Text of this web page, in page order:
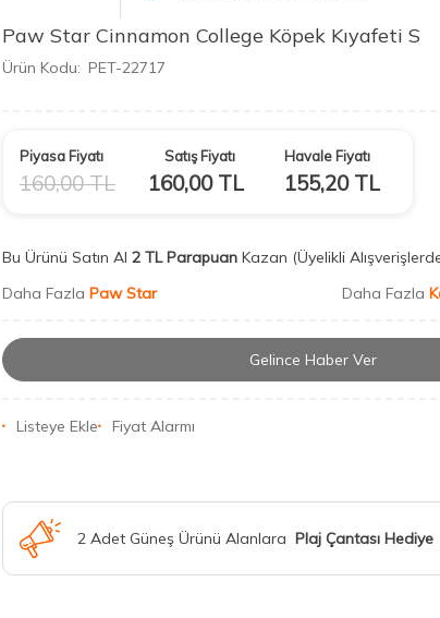
Paw Star Cinnamon College Köpek Kıyafeti S
Ürün Kodu: PET-22717
Piyasa Fiyatı
160,00TL
Satış Fiyatı
160,00TL
Havale Fiyatı
155,20TL
Bu Ürünü Satın Al 2 TL Parapuan Kazan (Üyelikli
Daha Fazla Paw Star Daha Fazla
Gelince Haber Ver
Listeye Ekle Fiyat Alarmı
2 Adet Güneş Ürünü Alanlara Plaj Çantası Hediye